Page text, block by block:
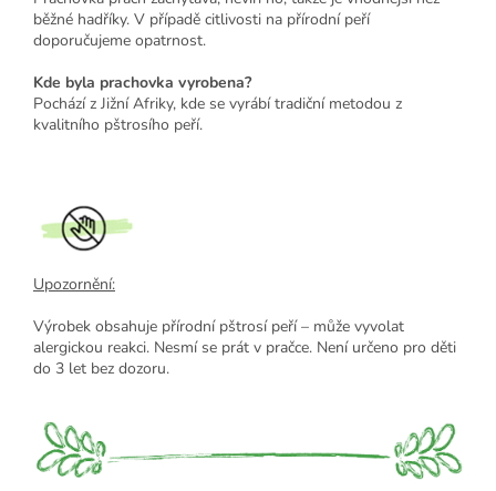
běžné hadříky. V případě citlivosti na přírodní peří
doporučujeme opatrnost.
Kde byla prachovka vyrobena?
Pochází z Jižní Afriky, kde se vyrábí tradiční metodou z
kvalitního pštrosího peří.
Upozornění:
Výrobek obsahuje přírodní pštrosí peří – může vyvolat
alergickou reakci. Nesmí se prát v pračce. Není určeno pro děti
do 3 let bez dozoru.